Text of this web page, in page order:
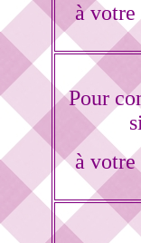
à
Pour
à